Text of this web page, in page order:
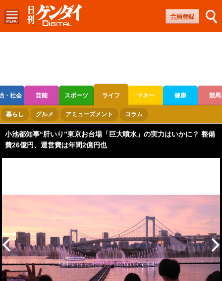
・社会 芸能 スポーツ ライフ マネー 健康 競馬
ボートレース 競輪 オートレース
暮らし グルメ アミューズメント コラム
小池都知事“肝いり”東京お台場「巨大噴水」の実力はいかに？ 整備
費26億円、運営費は年間2億円也